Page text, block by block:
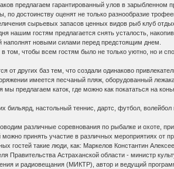
предлагаем гарантированный улов в зарыбленном
по достоинству оценят не только разнообразие
сырьевых запасов ценных видов рыб клуб
нашим гостям предлагается снять усталость,
наполнят новыми силами перед предстоящим днем.
чтобы всем гостям было не только уютно, но и
от других баз тем, что создали одинаково
имеется песчаный пляж, оборудованный
предлагаем каток, где можно как покататься на
настольный теннис, дартс, футбол, волейбол
различные соревнования по рыбалке и охоте,
принять участие в различных мероприятиях от
гостей такие люди, как: Маркелов Константин
Правительства Астраханской области - министр
и радиовещания (МИКТР), автор и ведущий